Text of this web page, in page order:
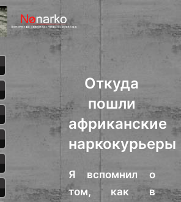
Откуда
пошли
африканские
наркокурьеры
Я вспомнил о
том, как в